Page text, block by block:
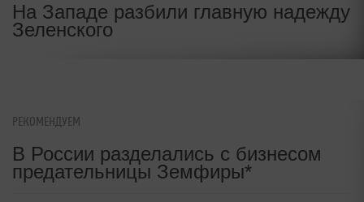
На Западе разбили главную надежду
Зеленского
РЕКОМЕНДУЕМ
В России разделались с бизнесом
предательницы Земфиры*